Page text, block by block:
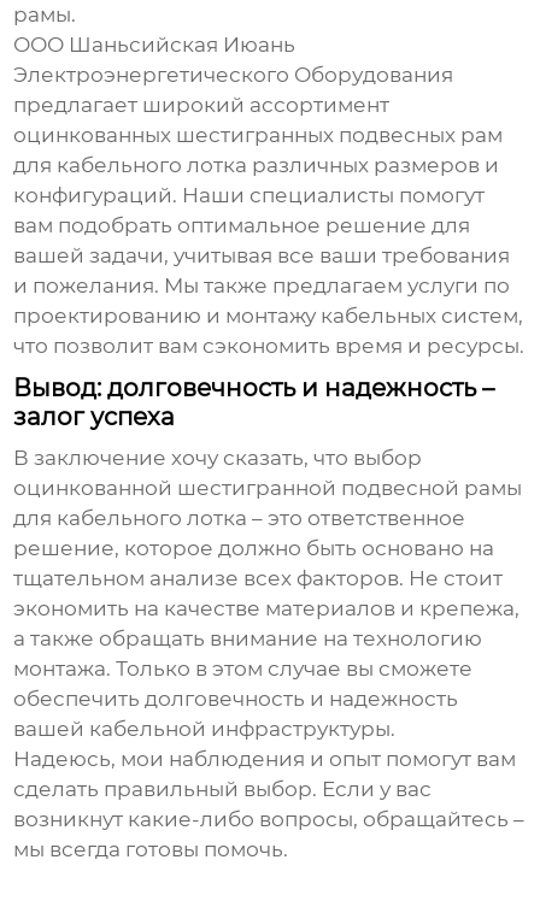
рамы.
ООО Шаньсийская Июань
Электроэнергетического Оборудования
предлагает широкий ассортимент
оцинкованных шестигранных подвесных рам
для кабельного лотка различных размеров и
конфигураций. Наши специалисты помогут
вам подобрать оптимальное решение для
вашей задачи, учитывая все ваши требования
и пожелания. Мы также предлагаем услуги по
проектированию и монтажу кабельных систем,
что позволит вам сэкономить время и ресурсы.
Вывод: долговечность и надежность –
залог успеха
В заключение хочу сказать, что выбор
оцинкованной шестигранной подвесной рамы
для кабельного лотка – это ответственное
решение, которое должно быть основано на
тщательном анализе всех факторов. Не стоит
экономить на качестве материалов и крепежа,
а также обращать внимание на технологию
монтажа. Только в этом случае вы сможете
обеспечить долговечность и надежность
вашей кабельной инфраструктуры.
Надеюсь, мои наблюдения и опыт помогут вам
сделать правильный выбор. Если у вас
возникнут какие-либо вопросы, обращайтесь –
мы всегда готовы помочь.